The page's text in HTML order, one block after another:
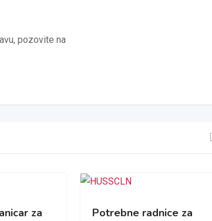
pozovite na
za
Potrebne radnice za